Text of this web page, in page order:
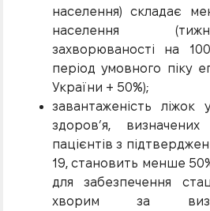
населення) складає
населення
захворюваності на
період умовного піку
України + 50%);
завантаженість ліжок
здоров’я, визначених
пацієнтів з
19, становить менше
для забезпечення
хворим за